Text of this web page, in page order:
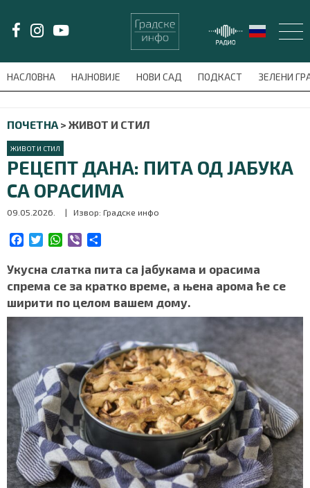
НАСЛОВНА НАЈНОВИЈЕ НОВИ САД ПОДКАСТ ЗЕЛЕНИ
meni'); $this_item = current( wp_filter_object_list(
ПОЧЕТНА > ЖИВОТ И СТИЛ
ЖИВОТ И СТИЛ
РЕЦЕПТ ДАНА: ПИТА ОД ЈАБУКА
СА ОРАСИМА
09.05.2026. | Извор: Градске инфо
c
e
b
o
i
t
t
e
W
a
t
s
A
b
e
r
a
r
e
Укусна слатка пита са јабукама и орасима
спрема се за кратко време, а њена арома ће се
ширити по целом вашем дому.
LAT/ЋИР
НАСЛОВНА
НАЈНОВИЈЕ
НОВИ САД
ПОДКАСТ
ВИДЕО
БЛОГ
СРБИЈА
СВЕТ
ЖИВОТ И СТИЛ
СПОРТ